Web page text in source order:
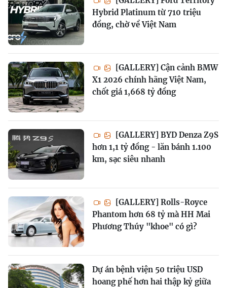
Hybrid Platinum từ 710 triệu
đồng, chờ về Việt Nam
[GALLERY] Cận cảnh BMW
X1 2026 chính hãng Việt Nam,
chốt giá 1,668 tỷ đồng
[GALLERY] BYD Denza Z9S
hơn 1,1 tỷ đồng - lăn bánh 1.100
km, sạc siêu nhanh
[GALLERY] Rolls-Royce
Phantom hơn 68 tỷ mà HH Mai
Phương Thúy "khoe" có gì?
Dự án bệnh viện 50 triệu USD
hoang phế hơn hai thập kỷ giữa